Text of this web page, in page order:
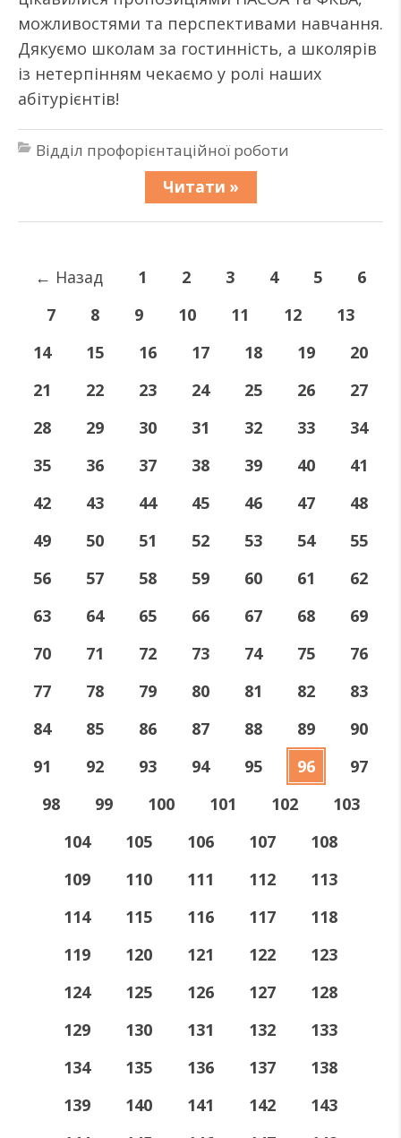
можливостями та перспективами навчання.
Дякуємо школам за гостинність, а школярів
із нетерпінням чекаємо у ролі наших
абітурієнтів!
Відділ профорієнтаційної роботи
Читати »
← Назад 1 2 3 4 5
6
7
8 9 10 11 12
13
14
15 16 17 18 19
20
21
22 23 24 25 26
27
28
29 30 31 32 33
34
35
36 37 38 39 40
41
42
43 44 45 46 47
48
49
50 51 52 53 54
55
56
57 58 59 60 61
62
63
64 65 66 67 68
69
70
71 72 73 74 75
76
77
78 79 80 81 82
83
84
85 86 87 88 89
90
91
92 93 94 95 96
97
98
99 100 101 102
103
104
105 106 107
108
109
110 111 112
113
114
115 116 117
118
119
120 121 122
123
124
125 126 127
128
129
130 131 132
133
134
135 136 137
138
139
140 141 142
143